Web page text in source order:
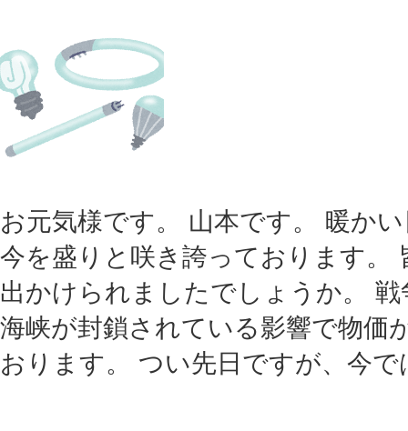
お元気様です。 山本です。 暖か
今を盛りと咲き誇っております。
出かけられましたでしょうか。
海峡が封鎖されている影響で物価
おります。 つい先日ですが、今